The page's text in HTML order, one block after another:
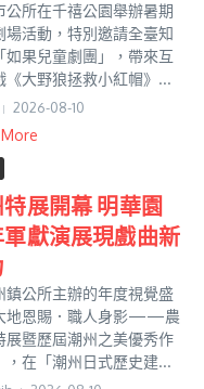
公所在千禧公園舉辦暑期
場活動，特別邀請全臺知
如果兒童劇團」，帶來互
《大野狼拯救小紅帽》...
2026-08-10
展開幕 明華園
軍獻演展現戲曲新
鎮公所主辦的年度視覺盛
地恩賜．職人身影——農
展暨歷屆潮州之美優秀作
，在「潮州日式歷史建...